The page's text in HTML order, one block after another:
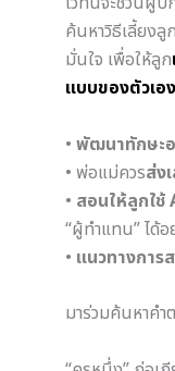
ค้นหาวิธีเลี้ยงลู
มั่นใจ เพื่อให้ลูก
แบบของตัวเอง
• พัฒนาทักษะอ
• พ่อแม่ควรส่ง
• สอนให้ลูกใช้
“ผู้ทำแทน” ได้อ
• แนวทางการ
มาร่วมค้นหาคำ